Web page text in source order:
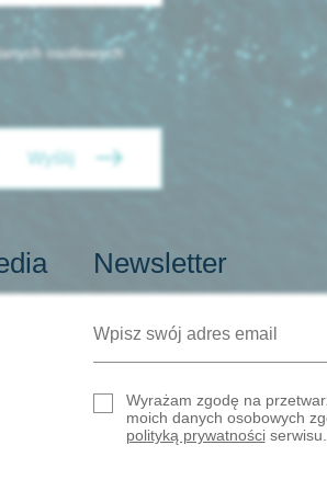
osobowych
Wyślij
Newsletter
Wyrażam zgodę na
moich danych osobowych
polityką prywatnościserwisu.
CZŁONKOSTWA
na przetwarzanie moich danych
z
polityką prywatności serwisu.
Wyślij